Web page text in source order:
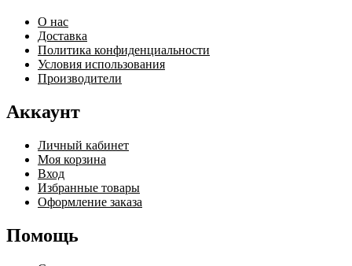
О нас
Доставка
Политика конфиденциальности
Условия использования
Производители
Аккаунт
Личный кабинет
Моя корзина
Вход
Избранные товары
Оформление заказа
Помощь